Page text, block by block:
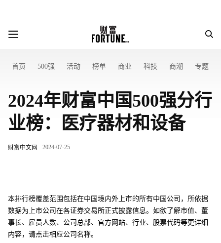
首页 500强 活动 榜单 商业 科技 商潮 专题
2024年财富中国500强分行
业榜：医疗器材和设备
财富中文网 2024-07-25
本排行榜覆盖范围包括在中国境内外上市的所有中国公司，所依据
数据为上市公司在各证券交易所正式披露信息。如欲了解市值、董
事长、雇员人数、公司总部、官方网站、行业、股票代码等更详细
内容，请点击相应公司名称。